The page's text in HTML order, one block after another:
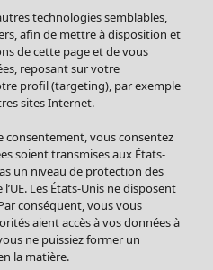
technologies semblables,
afin de mettre à disposition et
de cette page et de vous
reposant sur votre
profil (targeting), par exemple
sites Internet.
consentement, vous consentez
soient transmises aux États-
un niveau de protection des
Les États-Unis ne disposent
conséquent, vous vous
aient accès à vos données à
ne puissiez former un
la matière.